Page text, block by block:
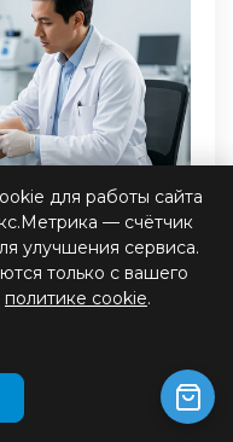
полную
стратегию
проверяем
чтобы
для работы сайта
— счётчик
улучшения сервиса.
только с вашего
политике cookie.